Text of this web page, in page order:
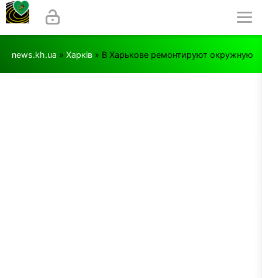
news.kh.ua » Харків » В Харькове ремонтируют окружную